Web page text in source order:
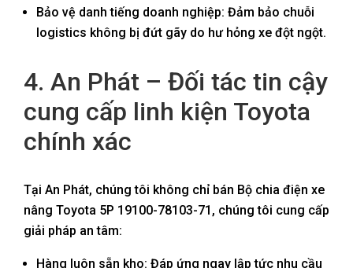
Bảo vệ danh tiếng doanh nghiệp: Đảm bảo chuỗi
logistics không bị đứt gãy do hư hỏng xe đột ngột.
4. An Phát – Đối tác tin cậy
cung cấp linh kiện Toyota
chính xác
Tại An Phát, chúng tôi không chỉ bán Bộ chia điện xe
nâng Toyota 5P 19100-78103-71, chúng tôi cung cấp
giải pháp an tâm:
Hàng luôn sẵn kho: Đáp ứng ngay lập tức nhu cầu